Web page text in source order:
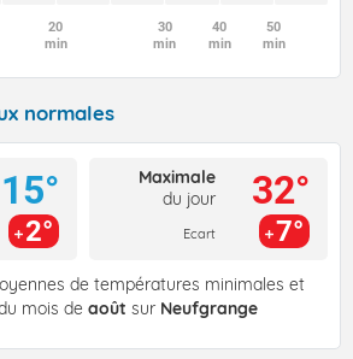
20
min
30
min
40
min
50
min
normales
15°
2°
Maximale
du jour
Ecart
32°
7°
de températures minimales et
mois de août sur Neufgrange